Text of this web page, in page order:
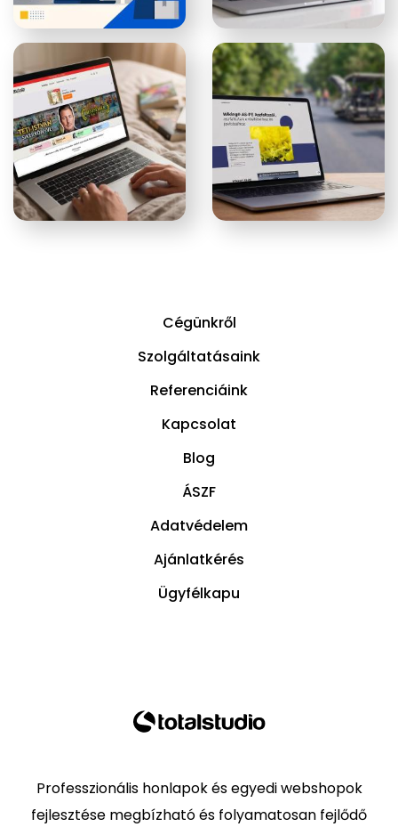
Cégünkről
Szolgáltatásaink
Referenciáink
Kapcsolat
Blog
ÁSZF
Adatvédelem
Ajánlatkérés
Ügyfélkapu
Professzionális honlapok és egyedi webshopok
fejlesztése megbízható és folyamatosan fejlődő